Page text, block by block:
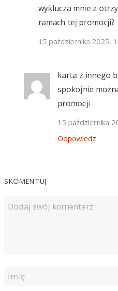
wyklucza mnie z
ramach tej promocji?
15 października 2025,
karta z innego
spokojnie
promocji
15 października
Odpowiedz
SKOMENTUJ